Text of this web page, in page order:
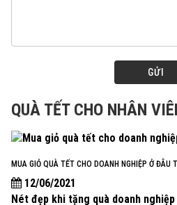
GỬI
QUÀ TẾT CHO NHÂN
MUA GIỎ QUÀ TẾT CHO DOANH NGHIỆP Ở ĐÂU
12/06/2021
Nét đẹp khi tặng quà doanh